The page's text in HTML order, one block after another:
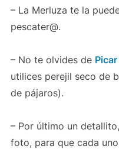
– La Merluza te la
pescater@.
– No te olvides de
utilices perejil seco de
de pájaros).
– Por último un
foto, para que cada